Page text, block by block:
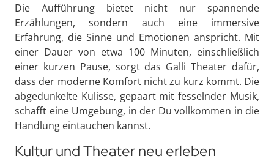
Die Aufführung bietet nicht nur spannende
Erzählungen, sondern auch eine immersive
Erfahrung, die Sinne und Emotionen anspricht. Mit
einer Dauer von etwa 100 Minuten, einschließlich
einer kurzen Pause, sorgt das Galli Theater dafür,
dass der moderne Komfort nicht zu kurz kommt. Die
abgedunkelte Kulisse, gepaart mit fesselnder Musik,
schafft eine Umgebung, in der Du vollkommen in die
Handlung eintauchen kannst.
Kultur und Theater neu erleben